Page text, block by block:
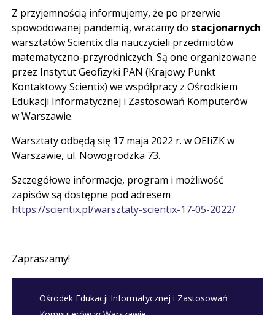
Z przyjemnością informujemy, że po przerwie
spowodowanej pandemią, wracamy do stacjonarnych
warsztatów Scientix dla nauczycieli przedmiotów
matematyczno-przyrodniczych. Są one organizowane
przez Instytut Geofizyki PAN (Krajowy Punkt
Kontaktowy Scientix) we współpracy z Ośrodkiem
Edukacji Informatycznej i Zastosowań Komputerów
w Warszawie.
Warsztaty odbędą się 17 maja 2022 r. w OEIiZK w
Warszawie, ul. Nowogrodzka 73.
Szczegółowe informacje, program i możliwość
zapisów są dostępne pod adresem
https://scientix.pl/warsztaty-scientix-17-05-2022/
Zapraszamy!
Ośrodek Edukacji Informatycznej i Zastosowań